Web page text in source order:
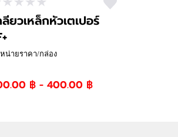
ลียวเหล็กหัวเตเปอร์
น่ายราคา/กล่อง
฿ - 400.00 ฿